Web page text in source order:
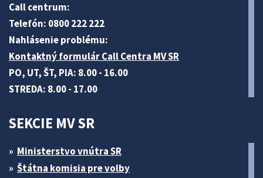
Call centrum:
Telefón: 0800 222 222
Nahlásenie problému:
Kontaktný formulár Call Centra MV SR
PO, UT, ŠT, PIA: 8.00 - 16.00
STREDA: 8.00 - 17.00
SEKCIE MV SR
Ministerstvo vnútra SR
Štátna komisia pre volby